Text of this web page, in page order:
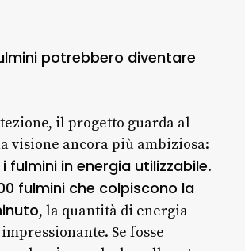
potrebbero diventare
il progetto guarda al
visione ancora più ambiziosa:
fulmini in energia utilizzabile.
fulmini che colpiscono la
, la quantità di energia
Se fosse